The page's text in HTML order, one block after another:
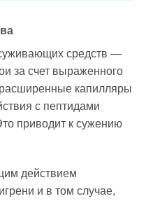
средств —
за счет выраженного
расширенные капилляры
с пептидами
приводит к сужению
действием
и в том случае,